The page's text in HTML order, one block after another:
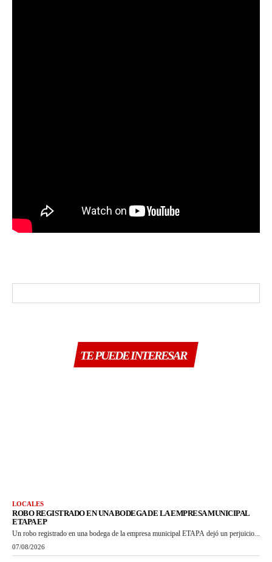
TE PUEDE INTERESAR
LOCALES
ROBO REGISTRADO EN UNA BODEGA DE LA EMPRESA MUNICIPAL
ETAPA EP
Un robo registrado en una bodega de la empresa municipal ETAPA dejó un perjuicio...
07/08/2026